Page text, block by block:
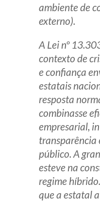
ambiente de
externo).
A Lei nº
contexto de
e confiança
estatais
resposta
combinasse
empresarial,
transparência
público. A
esteve na
regime
que a estatal